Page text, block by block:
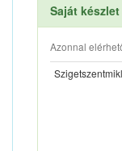
Saját készlet
Azonnal